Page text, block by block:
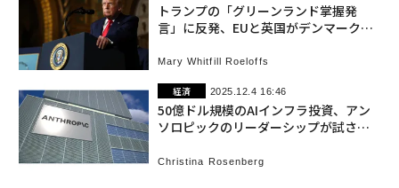
トランプの「グリーンランド掌握発
言」に反発、EUと英国がデンマークを
Mary Whitfill Roeloffs
経済 2025.12.4 16:46
50億ドル規模のAIインフラ投資、アン
ソロピックのリーダーシップが試され
Christina Rosenberg